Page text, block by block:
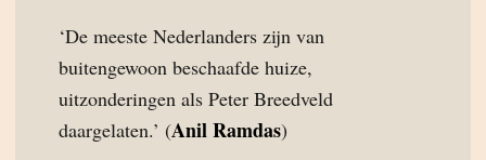
‘De meeste Nederlanders zijn van
buitengewoon beschaafde huize,
uitzonderingen als Peter Breedveld
daargelaten.’ (Anil Ramdas)